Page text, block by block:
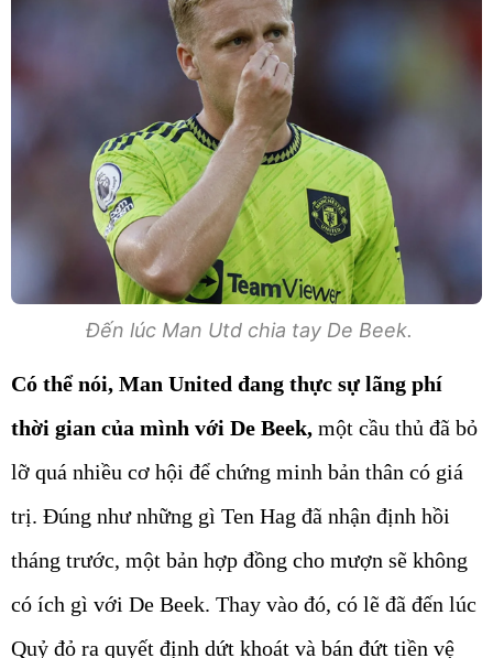
Đến lúc Man Utd chia tay De Beek.
Có thể nói, Man United đang thực sự lãng phí
thời gian của mình với De Beek, một cầu thủ đã bỏ
lỡ quá nhiều cơ hội để chứng minh bản thân có giá
trị. Đúng như những gì Ten Hag đã nhận định hồi
tháng trước, một bản hợp đồng cho mượn sẽ không
có ích gì với De Beek. Thay vào đó, có lẽ đã đến lúc
Quỷ đỏ ra quyết định dứt khoát và bán đứt tiền vệ